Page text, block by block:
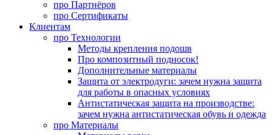
про Партнёров
про Сертификаты
Клиентам
про Технологии
Методы крепления подошв
Про композитный подносок!
Дополнительные материалы
Защита от электродуги: зачем нужна защита
для работы в опасных условиях
Антистатическая защита на производстве:
зачем нужна антистатическая обувь и одежда
про Материалы